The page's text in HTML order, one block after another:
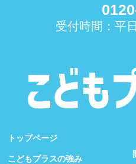
受付時間：平
トップページ
こどもプラスの強み